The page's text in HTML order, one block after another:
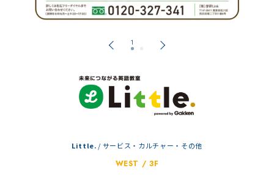
Little. / サービス・カルチャー・その他
WEST / 3F